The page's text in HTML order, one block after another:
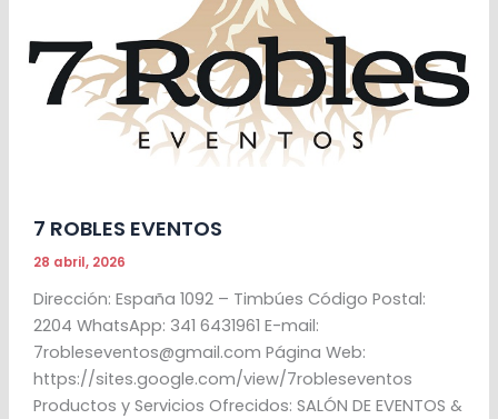
7 ROBLES EVENTOS
28 abril, 2026
Dirección: España 1092 – Timbúes Código Postal:
2204 WhatsApp: 341 6431961 E-mail:
7robleseventos@gmail.com Página Web:
https://sites.google.com/view/7robleseventos
Productos y Servicios Ofrecidos: SALÓN DE EVENTOS &